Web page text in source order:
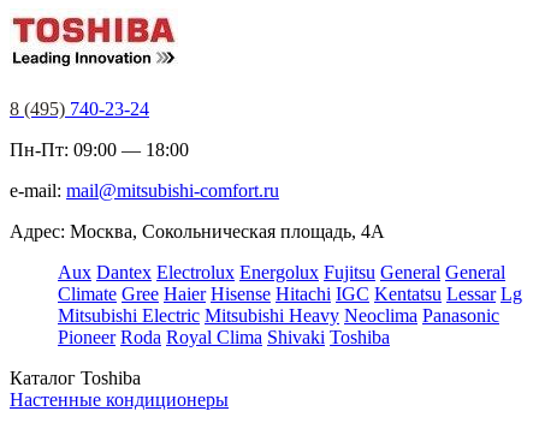
8 (495) 740-23-24
Пн-Пт: 09:00 — 18:00
e-mail: mail@mitsubishi-comfort.ru
Адрес: Москва, Сокольническая площадь, 4А
Aux Dantex Electrolux Energolux Fujitsu General General
Climate Gree Haier Hisense Hitachi IGC Kentatsu Lessar Lg
Mitsubishi Electric Mitsubishi Heavy Neoclima Panasonic
Pioneer Roda Royal Clima Shivaki Toshiba
Каталог Toshiba
Настенные кондиционеры